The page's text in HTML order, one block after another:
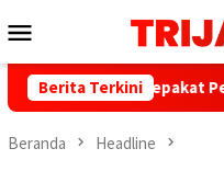
ke
Mobile
Berita Terkini
dan AFPI Sepakat
Beranda Headline